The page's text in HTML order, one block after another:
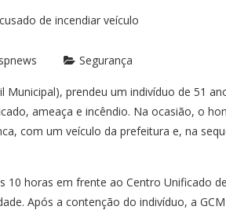
spnews Segurança
Municipal), prendeu um indivíduo de 51
ameaça e incêndio. Na ocasião, o
com um veículo da prefeitura e, na
10 horas em frente ao Centro Unificado
Após a contenção do indivíduo, a